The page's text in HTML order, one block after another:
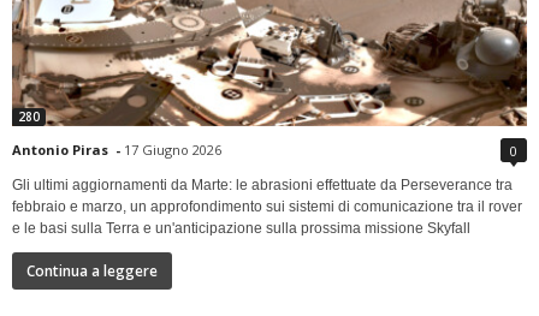
280
Antonio Piras - 17 Giugno 2026 0
Gli ultimi aggiornamenti da Marte: le abrasioni effettuate da Perseverance tra
febbraio e marzo, un approfondimento sui sistemi di comunicazione tra il rover
e le basi sulla Terra e un'anticipazione sulla prossima missione Skyfall
Continua a leggere